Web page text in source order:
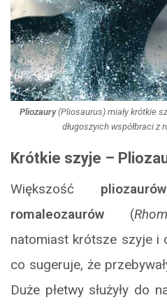
Pliozaury(Pliosaurus) miały krótkie
długoszyich współbraci z
Krótkie szyje –
Większość pliozaurów
romaleozaurów (
natomiast krótsze szyje i
co sugeruje, że
Duże płetwy służyły do